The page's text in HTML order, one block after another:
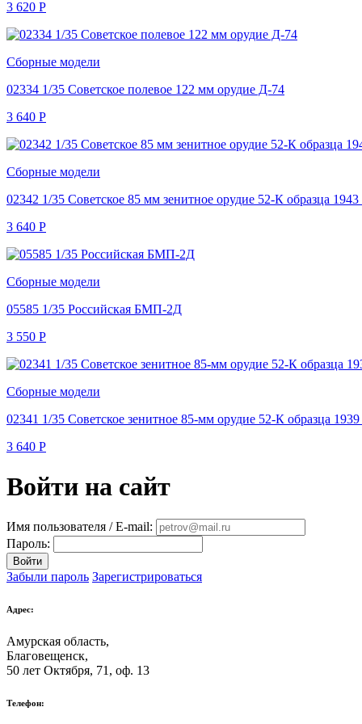
3 620 Р
Сборные модели
02334 1/35 Советское полевое 122 мм орудие Д-74
3 640 Р
Сборные модели
02342 1/35 Советское 85 мм зенитное орудие 52-К образца 1943
3 640 Р
Сборные модели
05585 1/35 Российская БМП-2Д
3 550 Р
Сборные модели
02341 1/35 Советское зенитное 85-мм орудие 52-К образца 1939
3 640 Р
Войти на сайт
Имя пользователя / E-mail:
Пароль:
Войти
Забыли пароль Зарегистрироваться
Адрес:
Амурская область,
Благовещенск,
50 лет Октября, 71, оф. 13
Телефон: